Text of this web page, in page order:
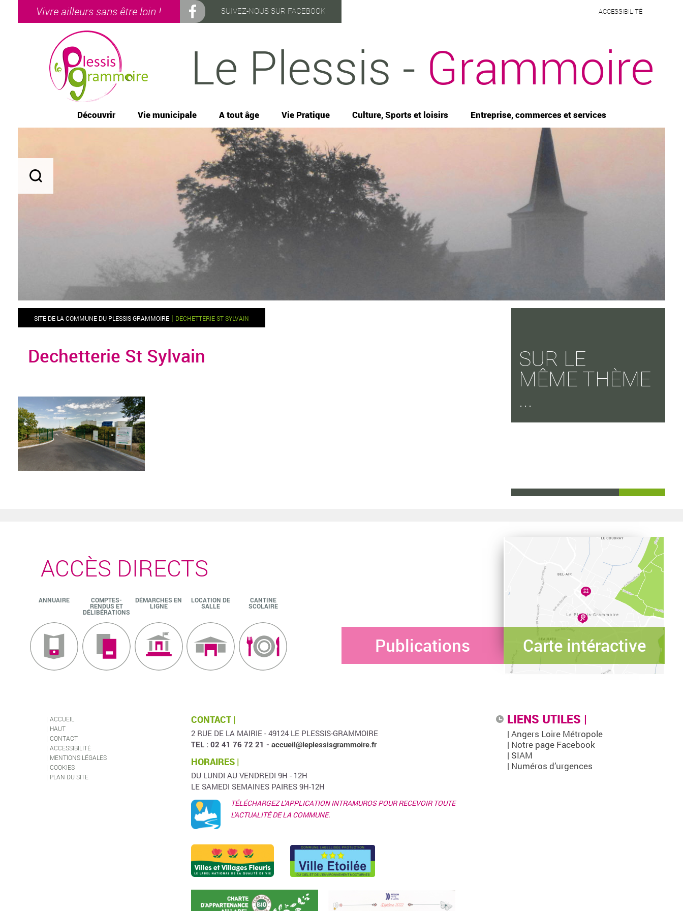
Vivre ailleurs sans être loin ! SUIVEZ-NOUS SUR FACEBOOK ACCESSIBILITÉ
Le Plessis - Grammoire
Découvrir Vie municipale A tout âge Vie Pratique Culture, Sports et loisirs Entreprise, commerces et services
SITE DE LA COMMUNE DU PLESSIS-GRAMMOIRE | DECHETTERIE ST SYLVAIN
Dechetterie St Sylvain
SUR LE
MÊME THÈME
...
ACCÈS DIRECTS
ANNUAIRE COMPTES-
RENDUS ET
DÉLIBÉRATIONS
DÉMARCHES EN
LIGNE
LOCATION DE
SALLE
CANTINE
SCOLAIRE
Publications Carte intéractive
ACCUEIL
HAUT
CONTACT
ACCESSIBILITÉ
MENTIONS LÉGALES
COOKIES
PLAN DU SITE
CONTACT |
2 RUE DE LA MAIRIE - 49124 LE PLESSIS-GRAMMOIRE
TEL : 02 41 76 72 21 - accueil@leplessisgrammoire.fr
HORAIRES |
DU LUNDI AU VENDREDI 9H - 12H
LE SAMEDI SEMAINES PAIRES 9H-12H
TÉLÉCHARGEZ L’APPLICATION INTRAMUROS POUR RECEVOIR TOUTE
L'ACTUALITÉ DE LA COMMUNE.
LIENS UTILES |
| Angers Loire Métropole
| Notre page Facebook
| SIAM
| Numéros d’urgences